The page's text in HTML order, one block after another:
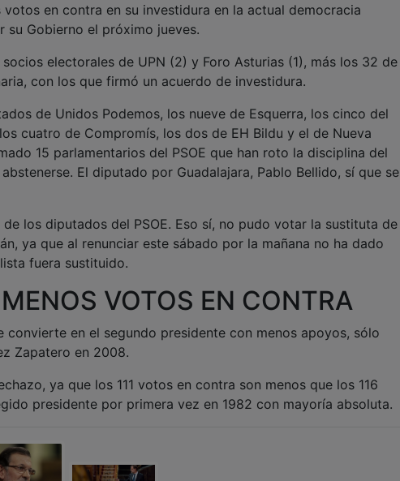
en contra en su investidura en la actual democracia
su Gobierno el próximo jueves.
electorales de UPN (2) y Foro Asturias (1), más los 32 de
con los que firmó un acuerdo de investidura.
de Unidos Podemos, los nueve de Esquerra, los cinco del
cuatro de Compromís, los dos de EH Bildu y el de Nueva
15 parlamentarios del PSOE que han roto la disciplina del
El diputado por Guadalajara, Pablo Bellido, sí que se
los diputados del PSOE. Eso sí, no pudo votar la sustituta de
ya que al renunciar este sábado por la mañana no ha dado
fuera sustituido.
VOTOS EN CONTRA
convierte en el segundo presidente con menos apoyos, sólo
Zapatero en 2008.
ya que los 111 votos en contra son menos que los 116
presidente por primera vez en 1982 con mayoría absoluta.